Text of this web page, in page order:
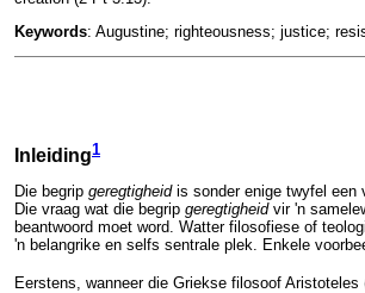
Keywords: Augustine; righteousness; justice;
Inleiding1
Die begrip geregtigheidis sonder enige twyfel een
Die vraag wat die begrip geregtigheidvir 'n
beantwoord moet word. Watter filosofiese of
'n belangrike en selfs sentrale plek. Enkele
Eerstens, wanneer die Griekse filosoof